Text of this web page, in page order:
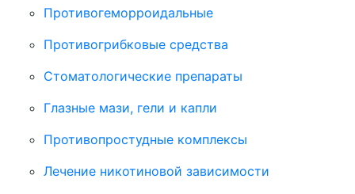
Противогеморроидальные
Противогрибковые средства
Стоматологические препараты
Глазные мази, гели и капли
Противопростудные комплексы
Лечение никотиновой зависимости